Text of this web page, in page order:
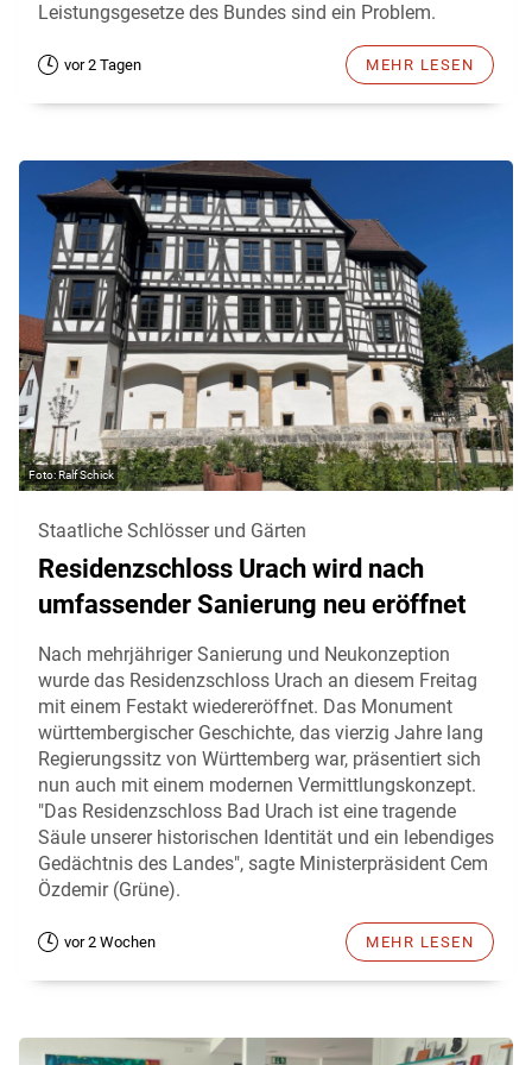
Leistungsgesetze des Bundes sind ein Problem.
vor 2 Tagen MEHR LESEN
Ralf Schick
Staatliche Schlösser und Gärten
Residenzschloss Urach wird nach
umfassender Sanierung neu eröffnet
Nach mehrjähriger Sanierung und Neukonzeption
wurde das Residenzschloss Urach an diesem Freitag
mit einem Festakt wiedereröffnet. Das Monument
württembergischer Geschichte, das vierzig Jahre lang
Regierungssitz von Württemberg war, präsentiert sich
nun auch mit einem modernen Vermittlungskonzept.
"Das Residenzschloss Bad Urach ist eine tragende
Säule unserer historischen Identität und ein lebendiges
Gedächtnis des Landes", sagte Ministerpräsident Cem
Özdemir (Grüne).
vor 2 Wochen MEHR LESEN